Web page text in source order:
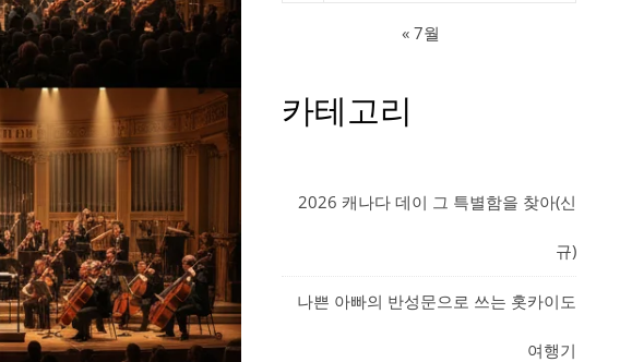
« 7월
카테고리
2026 캐나다 데이 그 특별함을 찾아(신
규)
나쁜 아빠의 반성문으로 쓰는 홋카이도
여행기